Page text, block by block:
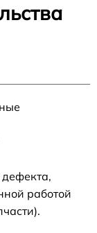
работой